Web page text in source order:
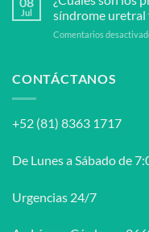
Jul
síndrome uretral
Comentarios
CONTÁCTANOS
+52 (81) 8363 1717
De Lunes a Sábado de
Urgencias 24/7